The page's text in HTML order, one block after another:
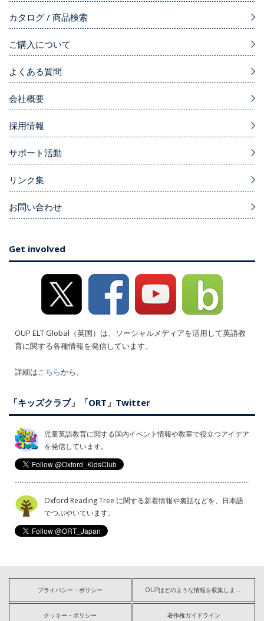
カタログ / 商品検索
ご購入について
よくある質問
会社概要
採用情報
サポート活動
リンク集
お問い合わせ
Get involved
OUP ELT Global（英国）は、ソーシャルメディアを活用して英語教
育に関する各種情報を発信しています。
詳細はこちらから。
「キッズクラブ」「ORT」Twitter
児童英語教育に関する国内イベント情報や教室で役立つアイデア
を発信しています。
Oxford Reading Tree に関する新着情報や裏話などを、日本語
でつぶやいています。
プライバシー・ポリシー
クッキー・ポリシー 著作権ガイドライン